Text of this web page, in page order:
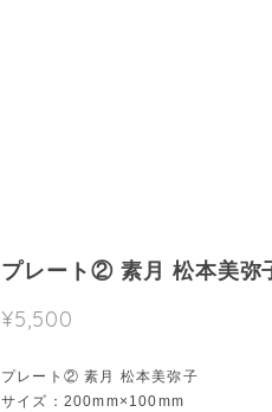
プレート② 素月 松本美弥
¥5,500
プレート② 素月 松本美弥子
サイズ：200mm×100mm